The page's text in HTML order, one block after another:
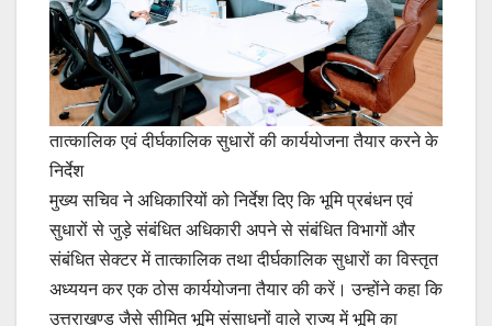
तात्कालिक एवं दीर्घकालिक सुधारों की कार्ययोजना तैयार करने के
निर्देश
मुख्य सचिव ने अधिकारियों को निर्देश दिए कि भूमि प्रबंधन एवं
सुधारों से जुड़े संबंधित अधिकारी अपने से संबंधित विभागों और
संबंधित सेक्टर में तात्कालिक तथा दीर्घकालिक सुधारों का विस्तृत
अध्ययन कर एक ठोस कार्ययोजना तैयार की करें। उन्होंने कहा कि
उत्तराखण्ड जैसे सीमित भूमि संसाधनों वाले राज्य में भूमि का